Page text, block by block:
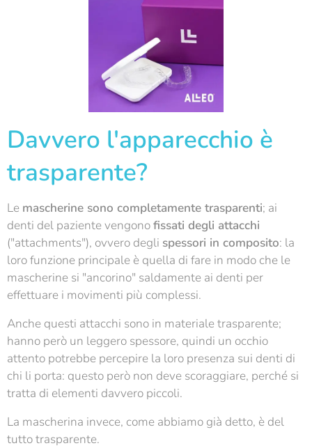
Davvero l'apparecchio è
trasparente?
Le mascherine sono completamente trasparenti; ai
denti del paziente vengonofissati degli attacchi
("attachments"), ovvero degli spessori in composito: la
loro funzione principale è quella di fare in modo che le
mascherine si "ancorino" saldamente ai denti per
effettuare i movimenti più complessi.
Anche questi attacchi sono in materiale trasparente;
hanno però un leggero spessore, quindi un occhio
attento potrebbe percepire la loro presenza sui denti di
chi li porta: questo però non deve scoraggiare, perché si
tratta di elementi davvero piccoli.
La mascherina invece, come abbiamo già detto, è del
tutto trasparente.